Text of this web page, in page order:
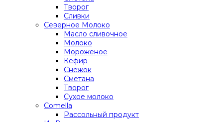
Творог
Сливки
Северное Молоко
Масло сливочное
Молоко
Мороженое
Кефир
Снежок
Сметана
Творог
Сухое молоко
Comеlla
Рассольный продукт